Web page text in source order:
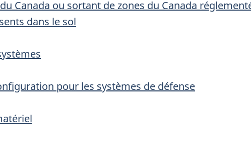
Canada ou sortant de zones du Canada
dans le sol
pour les systèmes de défense